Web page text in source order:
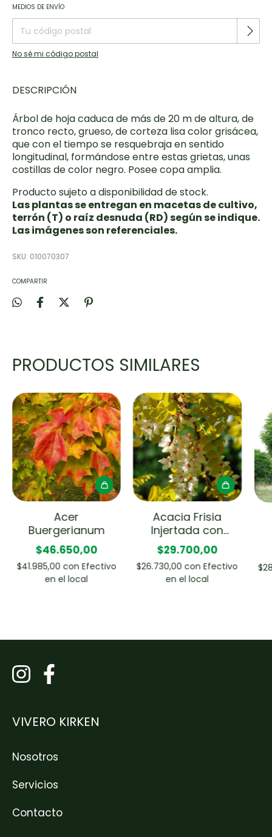
Entregas para el CP:
MEDIOS DE ENVÍO
No sé mi código postal
DESCRIPCIÓN
Árbol de hoja caduca de más de 20 m de altura, de
tronco recto, grueso, de corteza lisa color grisácea,
que con el tiempo se resquebraja en sentido
longitudinal, formándose entre estas grietas, unas
costillas de color negro. Posee copa amplia.
Producto sujeto a disponibilidad de stock.
Las plantas se entregan en macetas de cultivo,
terrón (T) o raíz desnuda (RD) según se indique.
Las imágenes son referenciales.
SKU: 010070307
COMPARTIR
PRODUCTOS SIMILARES
Acer
Buergerianum
$46.650,00
$41.985,00 con Efectivo
en el local
Acacia Frisia
Injertada con
Copa
$29.700,00
$26.730,00con Efectivo
en el local
VIVERO KIRKEN
Nosotros
Servicios
Contacto